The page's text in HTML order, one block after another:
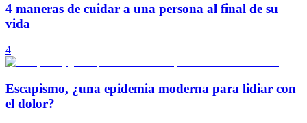
4 maneras de cuidar a una persona al final de su
vida
4
Escapismo, ¿una epidemia moderna para lidiar con
el dolor?